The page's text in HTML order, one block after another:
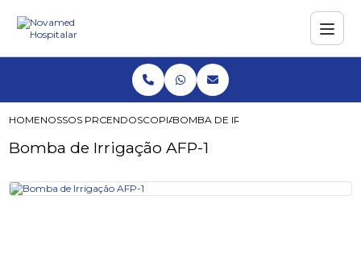
HOMENOSSOS PRODUTOS
ENDOSCOPIABOMBA DE IRRIGAÇÃO AFP-1
Bomba de Irrigação AFP-1